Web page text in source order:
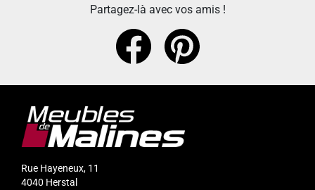
Partagez-là avec vos amis !
Rue Hayeneux, 11
4040 Herstal